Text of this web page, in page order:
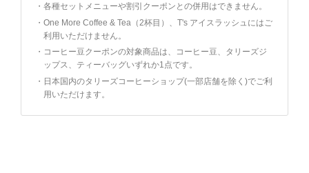
・各種セットメニューや割引クーポンとの併用はできません。
・One More Coffee & Tea（2杯目）、T's アイスラッシュにはご
利用いただけません。
・ コーヒー豆クーポンの対象商品は、コーヒー豆、タリーズジ
ップス、ティーバッグいずれか1点です。
・ 日本国内のタリーズコーヒーショップ(一部店舗を除く)でご利
用いただけます。